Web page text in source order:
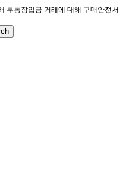
무통장입금 거래에 대해 구매안전서